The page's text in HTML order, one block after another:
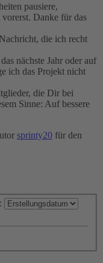
pausiere,
Danke für das
die ich recht
nächste Jahr oder auf
ich das Projekt nicht
die Dir bei
Sinne: Auf bessere
sprinty20 für den